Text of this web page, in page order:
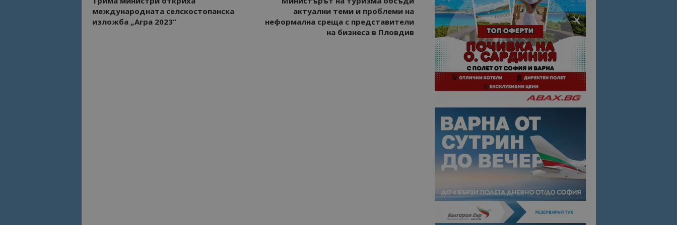
международната селскостопанска
изложба „Агра 2023“
актуални теми и проблеми на
неформална среща с представители
на бизнеса в Пловдив